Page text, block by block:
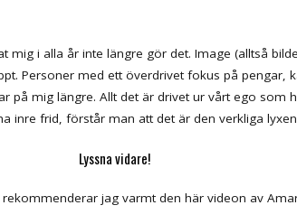
mig i alla år inte längre gör det. Image (alltså
Personer med ett överdrivet fokus på pengar,
på mig längre. Allt det är drivet ur vårt ego som
inre frid, förstår man att det är den verkliga
Lyssna vidare!
jag varmt den här videon av